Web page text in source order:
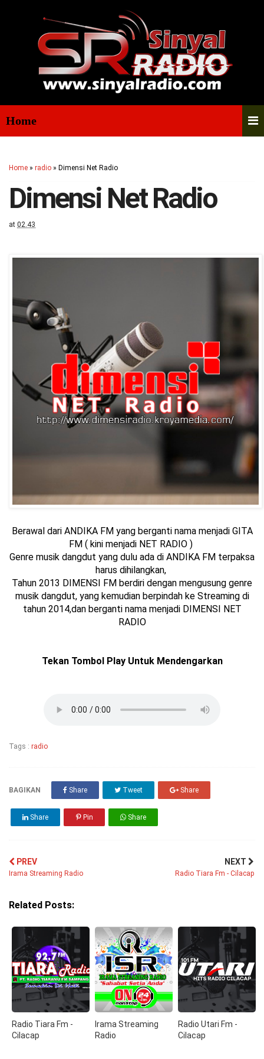
Home
Home » radio » Dimensi Net Radio
Dimensi Net Radio
at 02.43
Berawal dari ANDIKA FM yang berganti nama menjadi GITA
FM ( kini menjadi NET RADIO )
Genre musik dangdut yang dulu ada di ANDIKA FM terpaksa
harus dihilangkan,
Tahun 2013 DIMENSI FM berdiri dengan mengusung genre
musik dangdut, yang kemudian berpindah ke Streaming di
tahun 2014,dan berganti nama menjadi DIMENSI NET
RADIO
Tekan Tombol Play Untuk Mendengarkan
Tags : radio
BAGIKAN Share Tweet Share
Share Pin Share
PREV
Irama Streaming Radio
NEXT
Radio Tiara Fm - Cilacap
Related Posts:
Radio Tiara Fm -
Cilacap
Irama Streaming
Radio
Radio Utari Fm -
Cilacap